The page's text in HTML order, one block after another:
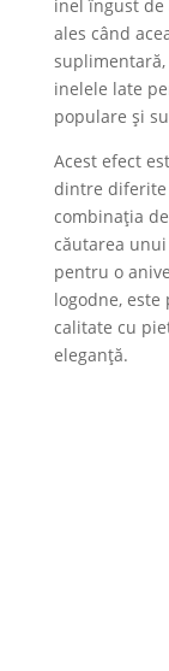
inel îngust
ales când
inelele late
populare și
Acest efect
dintre diferite
combinația
căutarea
pentru o
logodne,
calitate cu
eleganță.